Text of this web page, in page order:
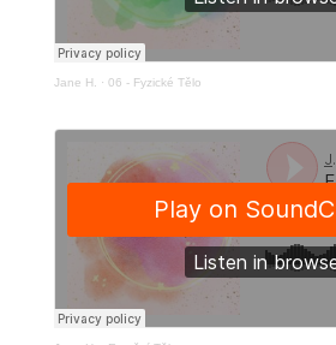
Jane H. · 06 - Fyzické Tělo